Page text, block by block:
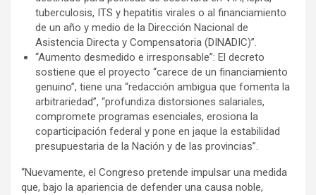
tuberculosis, ITS y hepatitis virales o al financiamiento
de un año y medio de la Dirección Nacional de
Asistencia Directa y Compensatoria (DINADIC)”.
“Aumento desmedido e irresponsable”: El decreto
sostiene que el proyecto “carece de un financiamiento
genuino”, tiene una “redacción ambigua que fomenta la
arbitrariedad”, “profundiza distorsiones salariales,
compromete programas esenciales, erosiona la
coparticipación federal y pone en jaque la estabilidad
presupuestaria de la Nación y de las provincias”.
“Nuevamente, el Congreso pretende impulsar una medida
que, bajo la apariencia de defender una causa noble,